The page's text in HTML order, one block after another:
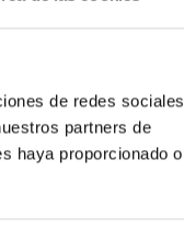
de redes sociales
partners de
haya proporcionado o